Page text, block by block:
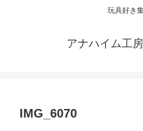
玩具好き
アナハイム工
IMG_6070